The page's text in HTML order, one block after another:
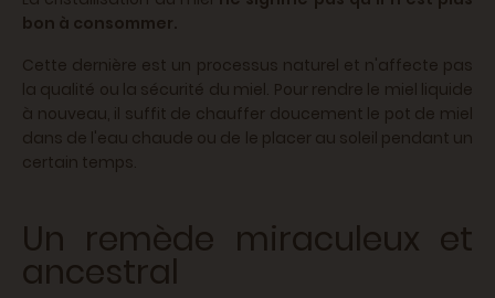
bon à consommer.
Cette dernière est un processus naturel et n'affecte pas
la qualité ou la sécurité du miel. Pour rendre le miel liquide
à nouveau, il suffit de chauffer doucement le pot de miel
dans de l'eau chaude ou de le placer au soleil pendant un
certain temps.
Un remède miraculeux et
ancestral